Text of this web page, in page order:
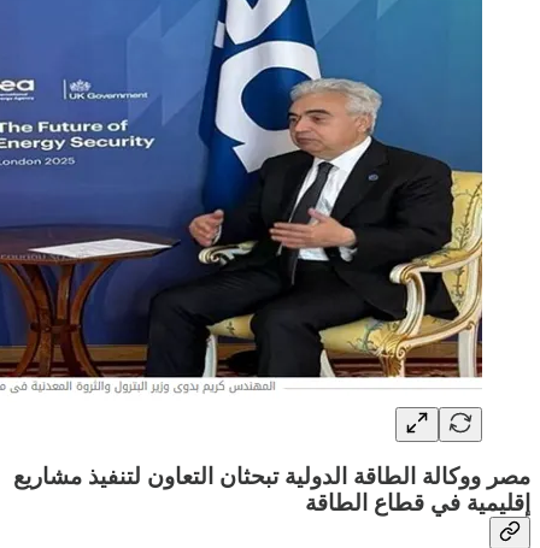
مصر ووكالة الطاقة الدولية تبحثان التعاون لتنفيذ مشاريع
إقليمية في قطاع الطاقة